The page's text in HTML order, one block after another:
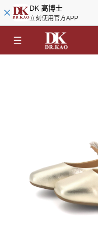
DK 高博士
立刻使用官方APP